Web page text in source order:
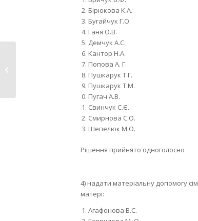
Бірюкова К.А.
Бугайчук Г.О.
Ганя О.В.
Демчук А.С.
Кантор Н.А.
Попова А. Г.
Пушкарук Т.Г.
Пушкарук Т.М.
Пугач А.В.
Свинчук С.Є.
Смирнова С.О.
Шепелюк М.О.
Рішення прийнято одноголосно
4) надати матеріальну допомогу
матері:
Агафонова В.С.